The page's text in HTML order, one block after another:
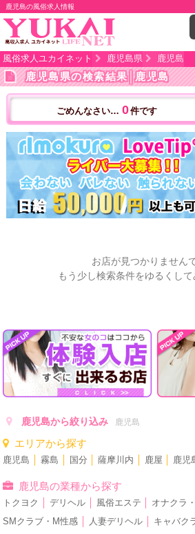
鹿児島の風俗求人情報
風俗求人ユカイネット 鹿児島県 鹿児島
鹿児島県の検索結果│鹿児島
ごめんなさい…0件です
お店が見つかりません
もう少し検索条件をゆるくし
鹿児島から絞り込み 鹿児島
エリアから探す
鹿児島 霧島 国分 薩摩川内 鹿屋 鹿児
鹿児島の業種から探す
トクヨク デリヘル 風俗エステ オナクラ
SMクラブ・M性感
人妻デリヘル キャバク